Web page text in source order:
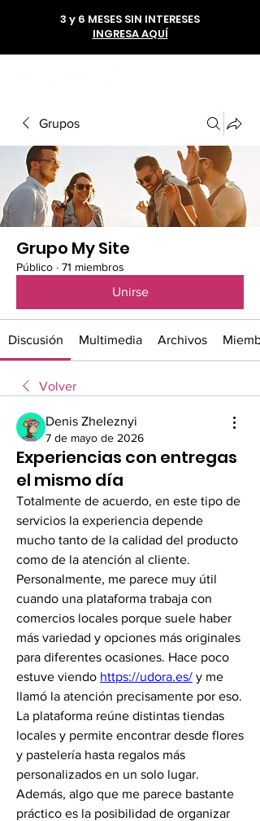
3 y 6 MESES SIN INTERESES
INGRESA AQUÍ
Grupos
Grupo My Site
Público · 71 miembros
Unirse
Discusión Multimedia Archivos
Volver
Denis Zheleznyi
7 de mayo de 2026
Experiencias con entregas
el mismo día
Totalmente de acuerdo, en este tipo de
servicios la experiencia depende
mucho tanto de la calidad del producto
como de la atención al cliente.
Personalmente, me parece muy útil
cuando una plataforma trabaja con
comercios locales porque suele haber
más variedad y opciones más originales
para diferentes ocasiones. Hace poco
estuve viendo https://udora.es/ y me
llamó la atención precisamente por eso.
La plataforma reúne distintas tiendas
locales y permite encontrar desde flores
y pastelería hasta regalos más
personalizados en un solo lugar.
Además, algo que me parece bastante
práctico es la posibilidad de organizar